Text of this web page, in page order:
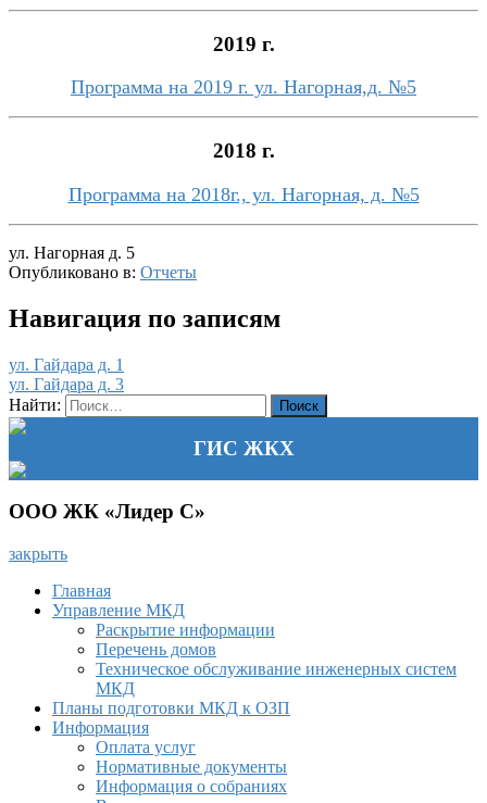
2019 г.
Программа на 2019 г. ул. Нагорная,д. №5
2018 г.
Программа на 2018г., ул. Нагорная, д. №5
ул. Нагорная д. 5
Опубликовано в: Отчеты
Навигация по записям
ул. Гайдара д. 1
ул. Гайдара д. 3
Найти:
ГИС ЖКХ
ООО ЖК «Лидер С»
закрыть
Главная
Управление МКД
Раскрытие информации
Перечень домов
Техническое обслуживание инженерных систем
МКД
Планы подготовки МКД к ОЗП
Информация
Оплата услуг
Нормативные документы
Информация о собраниях